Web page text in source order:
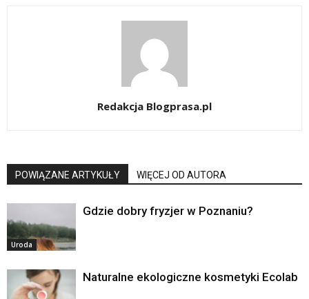
Redakcja Blogprasa.pl
POWIĄZANE ARTYKUŁY WIĘCEJ OD AUTORA
Uroda
Gdzie dobry fryzjer w Poznaniu?
Naturalne ekologiczne kosmetyki Ecolab